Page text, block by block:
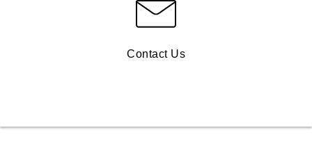
Contact Us